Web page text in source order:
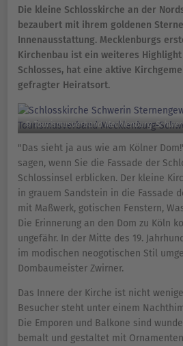
Die kleine Schlosskirche an der
bezaubert mit ihrem goldenen
Innenausstattung. Mecklenburgs
Kirchenbau ist ein weiteres
Schlosses, hat eine aktive
gefragter Heiratsort.
© Tourismusverband Mecklenburg-
"Das sieht ja aus wie am Kölner
sagen, wenn Sie die Fassade der
Schlossinsel erblicken. Der kleine
in grauem Sandstein in die Fassade
mit Maßwerk, gotischen Fenstern,
Die Erinnerung an den Dom zu Köln
ungefähr. In der Mitte des 19.
im modischen neogotischen Stil
Dombaumeister Zwirner.
Das Innere der Kirche ist nicht
Besucher steht unter einem
Die Emporen und Balkone sind
bemalt und gestaltet mit